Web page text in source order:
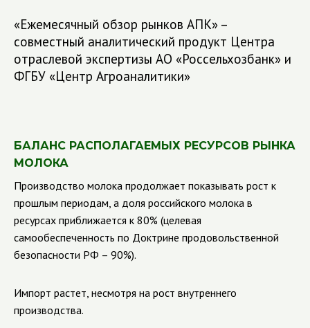
«Ежемесячный обзор рынков АПК» –
совместный аналитический продукт Центра
отраслевой экспертизы АО «Россельхозбанк» и
ФГБУ «Центр Агроаналитики»
БАЛАНС РАСПОЛАГАЕМЫХ РЕСУРСОВ РЫНКА
МОЛОКА
Производство молока продолжает показывать рост к
прошлым периодам, а доля российского молока в
ресурсах приближается к 80% (целевая
самообеспеченность по Доктрине продовольственной
безопасности РФ – 90%).
Импорт растет, несмотря на рост внутреннего
производства.